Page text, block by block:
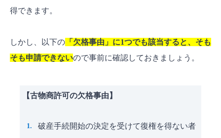
得できます。
しかし、以下の 「欠格事由」に1つでも該当すると、そも
そも申請できないので事前に確認しておきましょう。
【古物商許可の欠格事由】
破産手続開始の決定を受けて復権を得ない者